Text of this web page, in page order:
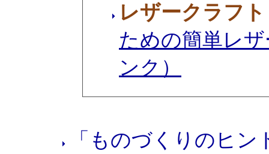
レザークラフト
ための簡単レ
ンク）
「ものづくりのヒ